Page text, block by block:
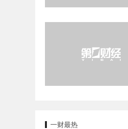
一财最热